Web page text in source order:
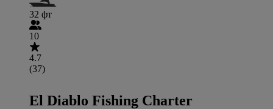
32 фт
10
4.7
(37)
El Diablo Fishing Charter